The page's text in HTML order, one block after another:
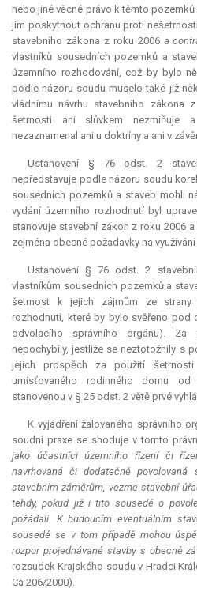
nebo jiné věcné právo k těmto
jim poskytnout ochranu proti
stavebního zákona z roku 2006 a
vlastníků sousedních pozemků a
územního rozhodování, což by bylo
podle názoru soudu muselo také již
vládnímu návrhu stavebního
šetrnosti ani slůvkem nezmiňuje
nezaznamenal ani u doktríny a ani v
Ustanovení § 76 odst. 2
nepředstavuje podle názoru soudu
sousedních pozemků a staveb mohli
vydání územního rozhodnutí byl
stanovuje stavební zákon z roku 2006
zejména obecné požadavky na
Ustanovení § 76 odst. 2
vlastníkům sousedních pozemků a
šetrnost k jejich zájmům ze strany
rozhodnutí, které by bylo svěřeno pod
odvolacího správního orgánu).
nepochybily, jestliže se neztotožnily s
jejich prospěch za použití
umisťovaného rodinného domu od
stanovenou v § 25 odst. 2 větě prvé
K vyjádření žalovaného správního
soudní praxe se shoduje v tomto
jako účastníci územního řízení či
navrhovaná či dodatečně
stavebním záměrům, vezme stavební
tehdy, pokud již i tito sousedé o
požádali. K budoucím eventuálním
sousedé se v tom případě mohou
rozpor projednávané stavby s obecně
rozsudek Krajského soudu v Hradci
Ca 206/2000).